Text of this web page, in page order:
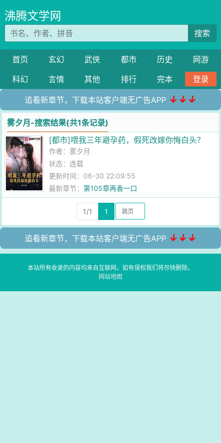
沸腾文学网
搜索
首页 玄幻 武侠 都市 历史
网游
科幻
言情 其他 排行 完本 登录
追看新章节，下载本站客户端无广告APP ↓↓↓
雾夕月-搜索结果(共1条记录)
[都市]喂我三年避孕药，假死改嫁你悔白头？
作者：雾夕月
状态：连载
更新时间：06-30 22:09:55
最新章节：第105章再香一口
1/1 1
追看新章节，下载本站客户端无广告APP ↓↓↓
本站所有收录的内容均来自互联网，如有侵权我们将尽快删除。
网站地图